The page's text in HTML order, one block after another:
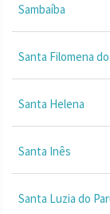
Sambaíba
Santa Filomena
Santa Helena
Santa Inês
Santa Luzia do